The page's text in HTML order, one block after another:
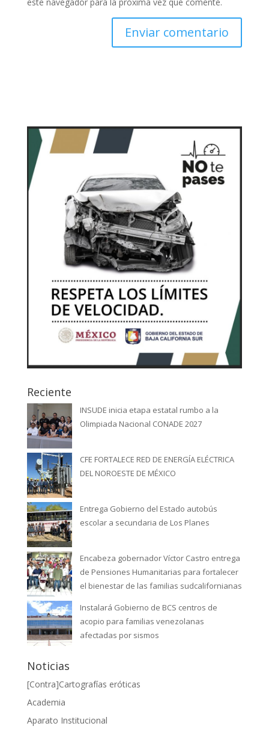
Reciente
INSUDE inicia etapa estatal rumbo a la
Olimpiada Nacional CONADE 2027
CFE FORTALECE RED DE ENERGÍA ELÉCTRICA
DEL NOROESTE DE MÉXICO
Entrega Gobierno del Estado autobús
escolar a secundaria de Los Planes
Encabeza gobernador Víctor Castro entrega
de Pensiones Humanitarias para fortalecer
el bienestar de las familias sudcalifornianas
Instalará Gobierno de BCS centros de
acopio para familias venezolanas
afectadas por sismos
Noticias
[Contra]Cartografías eróticas
Academia
Aparato Institucional